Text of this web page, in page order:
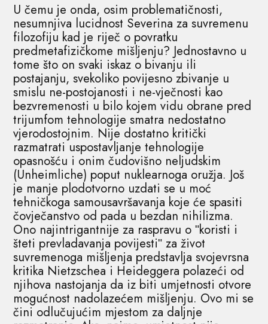
U čemu je onda, osim problematičnosti,
nesumnjiva lucidnost Severina za suvremenu
filozofiju kad je riječ o povratku
predmetafizičkome mišljenju? Jednostavno u
tome što on svaki iskaz o bivanju ili
postajanju, svekoliko povijesno zbivanje u
smislu ne-postojanosti i ne-vječnosti kao
bezvremenosti u bilo kojem vidu obrane pred
trijumfom tehnologije smatra nedostatno
vjerodostojnim. Nije dostatno kritički
razmatrati uspostavljanje tehnologije
opasnošću i onim čudovišno neljudskim
(Unheimliche) poput nuklearnoga oružja. Još
je manje plodotvorno uzdati se u moć
tehničkoga samousavršavanja koje će spasiti
čovječanstvo od pada u bezdan nihilizma.
Ono najintrigantnije za raspravu o ʺkoristi i
šteti prevladavanja povijestiʺ za život
suvremenoga mišljenja predstavlja svojevrsna
kritika Nietzschea i Heideggera polazeći od
njihova nastojanja da iz biti umjetnosti otvore
mogućnost nadolazećem mišljenju. Ovo mi se
čini odlučujućim mjestom za daljnje